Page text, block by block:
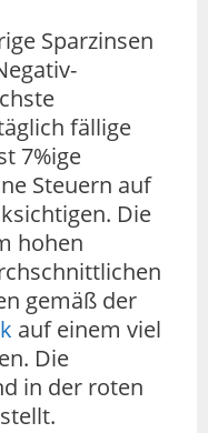
Sparzinsen
fällige
7%ige
Steuern auf
Die
hohen
gemäß der
auf einem viel
Die
in der roten